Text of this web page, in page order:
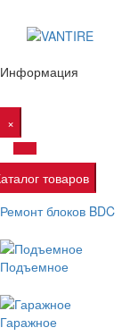
Информация
×
товаров
Ремонт блоков BDC
Подъемное
Гаражное